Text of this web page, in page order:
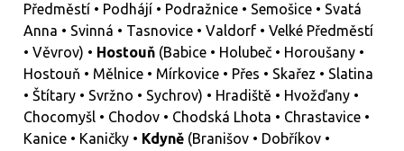
Předměstí • Podhájí • Podražnice • Semošice • Svatá
Anna • Svinná • Tasnovice • Valdorf • Velké Předměstí
• Věvrov) • Hostouň (Babice • Holubeč • Horoušany •
Hostouň • Mělnice • Mírkovice • Přes • Skařez • Slatina
• Štítary • Svržno • Sychrov) • Hradiště • Hvožďany •
Chocomyšl • Chodov • Chodská Lhota • Chrastavice •
Kanice • Kaničky • Kdyně (Branišov • Dobříkov •